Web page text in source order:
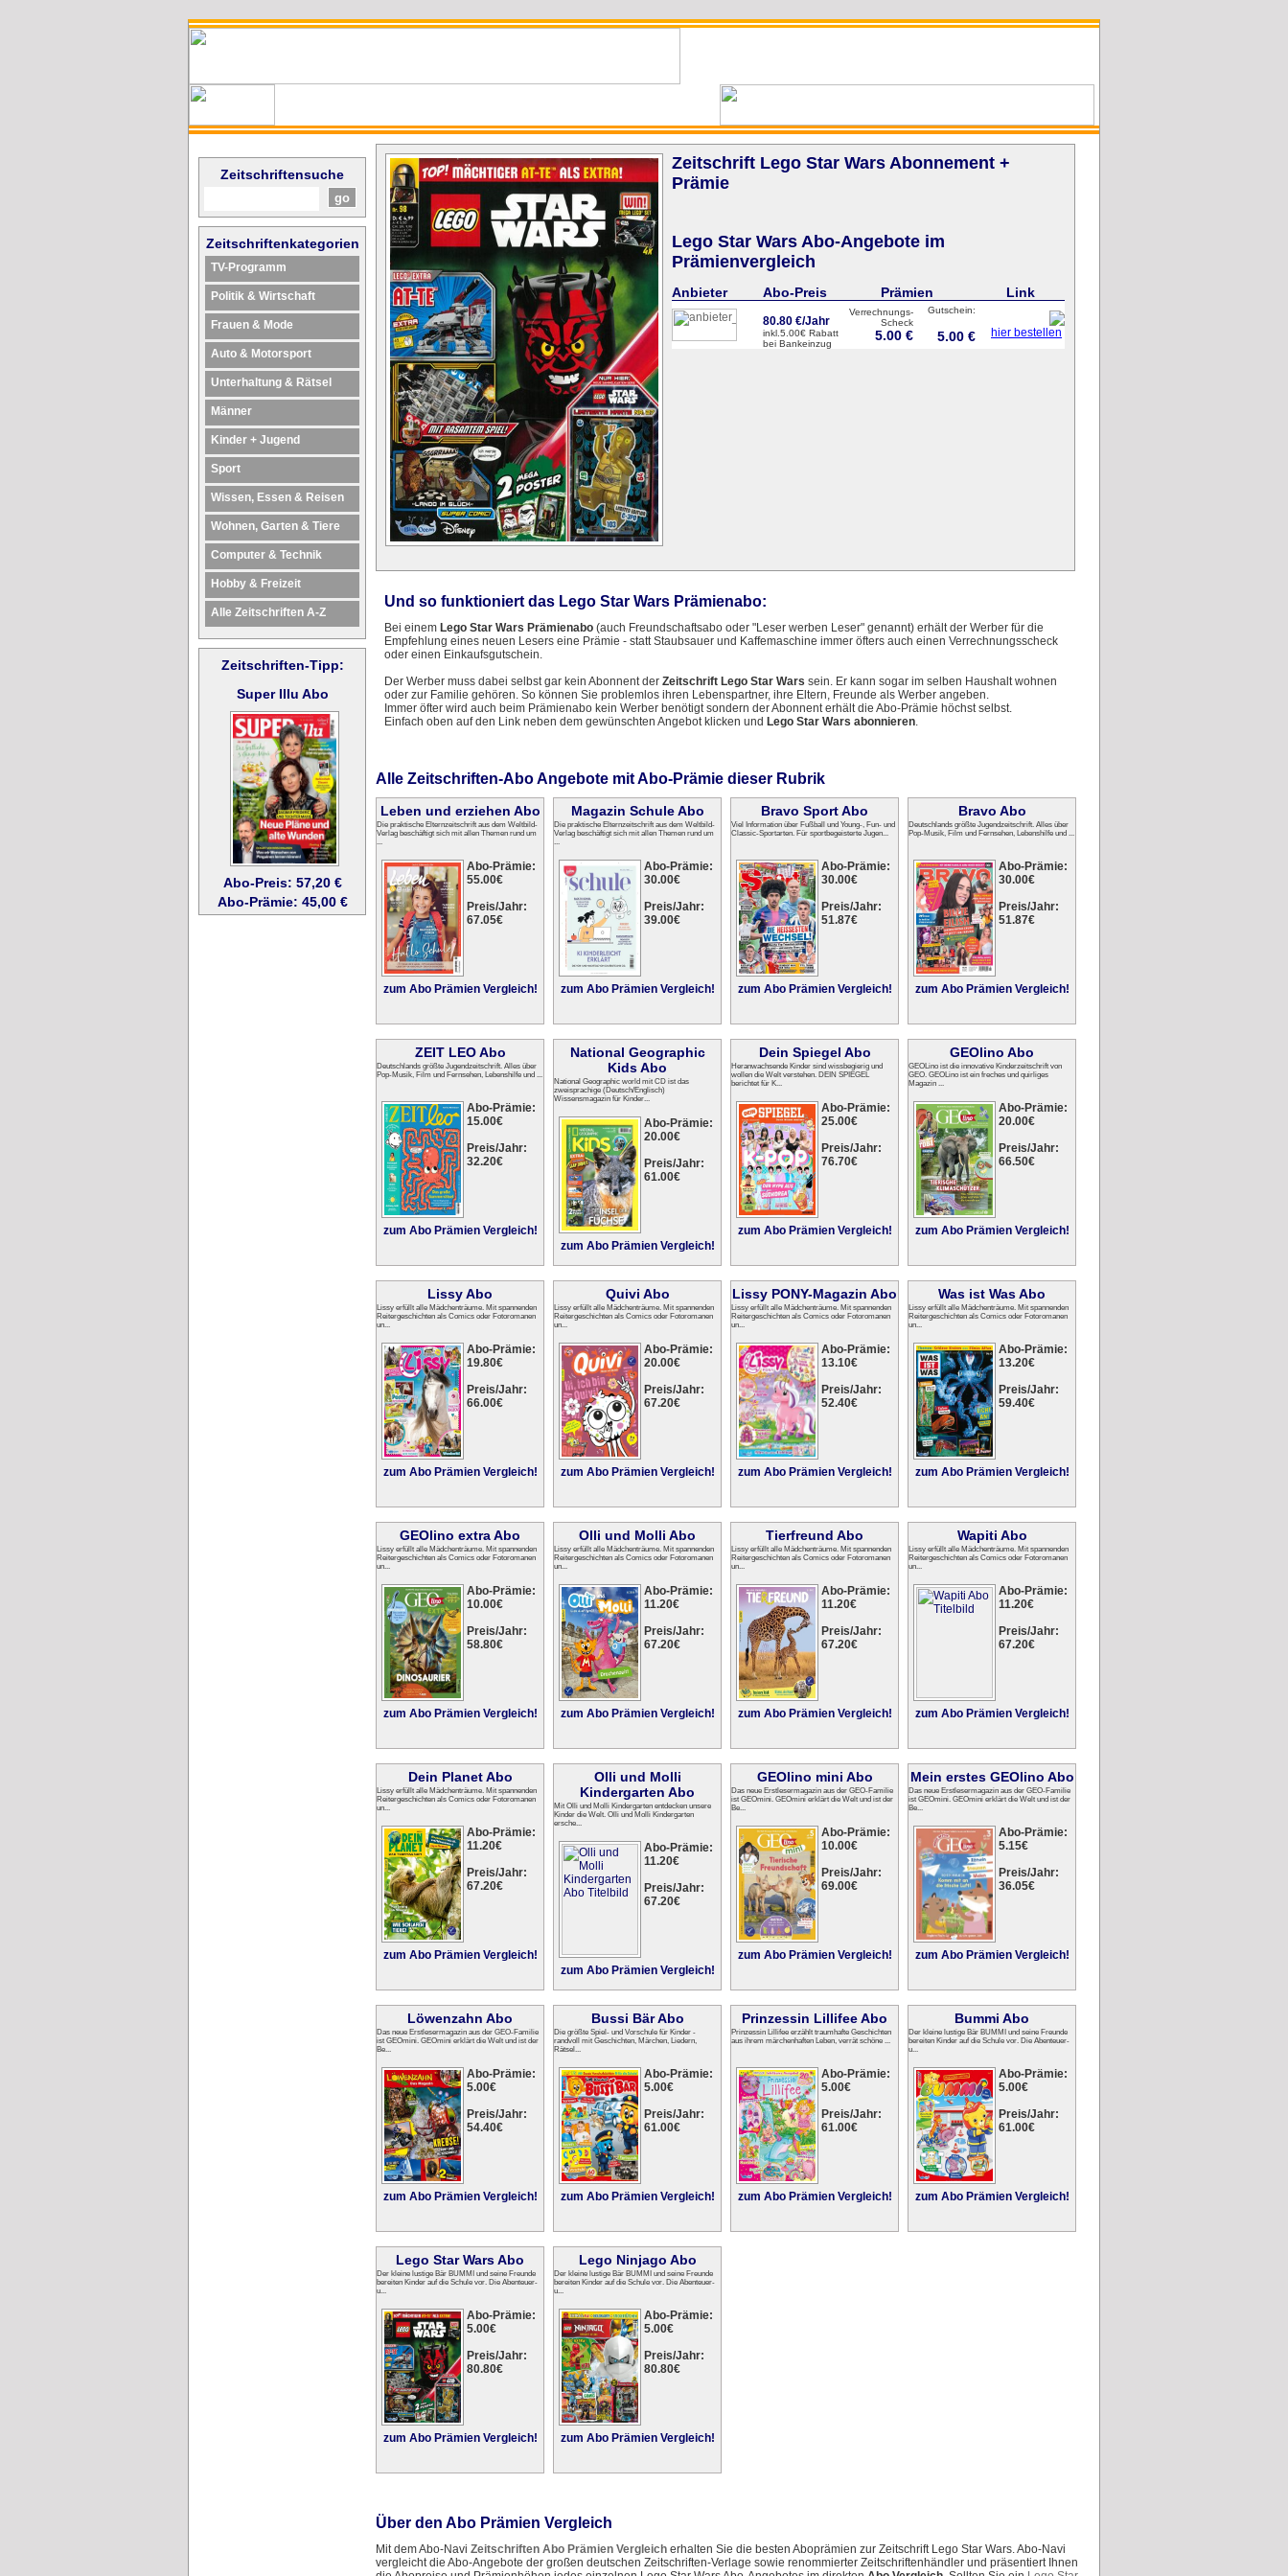
Zeitschriftensuche
Zeitschriftenkategorien
TV-Programm
Politik & Wirtschaft
Frauen & Mode
Auto & Motorsport
Unterhaltung & Rätsel
Männer
Kinder + Jugend
Sport
Wissen, Essen & Reisen
Wohnen, Garten & Tiere
Computer & Technik
Hobby & Freizeit
Alle Zeitschriften A-Z
Zeitschriften-Tipp:
Super Illu Abo
Abo-Preis: 57,20 €
Abo-Prämie: 45,00 €
Zeitschrift Lego Star Wars Abonnement +
Prämie
Lego Star Wars Abo-Angebote im
Prämienvergleich
Anbieter Abo-Preis Prämien Link
80.80 €/Jahr
inkl.5.00€ Rabatt
bei Bankeinzug
Verrechnungs-
Scheck
5.00 €
Gutschein:
5.00 € hier bestellen
Und so funktioniert das Lego Star Wars Prämienabo:
Bei einem Lego Star Wars Prämienabo (auch Freundschaftsabo oder "Leser werben Leser" genannt) erhält der Werber für die
Empfehlung eines neuen Lesers eine Prämie - statt Staubsauer und Kaffemaschine immer öfters auch einen Verrechnungsscheck
oder einen Einkaufsgutschein.
Der Werber muss dabei selbst gar kein Abonnent der Zeitschrift Lego Star Wars sein. Er kann sogar im selben Haushalt wohnen
oder zur Familie gehören. So können Sie problemlos ihren Lebenspartner, ihre Eltern, Freunde als Werber angeben.
Immer öfter wird auch beim Prämienabo kein Werber benötigt sondern der Abonnent erhält die Abo-Prämie höchst selbst.
Einfach oben auf den Link neben dem gewünschten Angebot klicken und Lego Star Wars abonnieren
Alle Zeitschriften-Abo Angebote mit Abo-Prämie dieser Rubrik
Leben und erziehen Abo
Die praktische Elternzeitschrift aus dem Weltbild-
Verlag beschäftigt sich mit allen Themen rund um
...
Abo-Prämie:
55.00€
Preis/Jahr:
67.05€
zum Abo Prämien Vergleich!
Magazin Schule Abo
Die praktische Elternzeitschrift aus dem Weltbild-
Verlag beschäftigt sich mit allen Themen rund um
...
Abo-Prämie:
30.00€
Preis/Jahr:
39.00€
zum Abo Prämien Vergleich!
Bravo Sport Abo
Viel Information über Fußball und Young-, Fun- und
Classic-Sportarten. Für sportbegeisterte Jugen...
Abo-Prämie:
30.00€
Preis/Jahr:
51.87€
zum Abo Prämien Vergleich!
Bravo Abo
Deutschlands größte Jugendzeitschrift. Alles über
Pop-Musik, Film und Fernsehen, Lebenshilfe und ...
Abo-Prämie:
30.00€
Preis/Jahr:
51.87€
zum Abo Prämien Vergleich!
ZEIT LEO Abo
Deutschlands größte Jugendzeitschrift. Alles über
Pop-Musik, Film und Fernsehen, Lebenshilfe und ...
Abo-Prämie:
15.00€
Preis/Jahr:
32.20€
zum Abo Prämien Vergleich!
National Geographic
Kids Abo
National Geographic world mit CD ist das
zweisprachige (Deutsch/Englisch)
Wissensmagazin für Kinder...
Abo-Prämie:
20.00€
Preis/Jahr:
61.00€
zum Abo Prämien Vergleich!
Dein Spiegel Abo
Heranwachsende Kinder sind wissbegierig und
wollen die Welt verstehen. DEIN SPIEGEL
berichtet für K...
Abo-Prämie:
25.00€
Preis/Jahr:
76.70€
zum Abo Prämien Vergleich!
GEOlino Abo
GEOLino ist die innovative Kinderzeitschrift von
GEO. GEOLino ist ein freches und quirliges
Magazin ...
Abo-Prämie:
20.00€
Preis/Jahr:
66.50€
zum Abo Prämien Vergleich!
Lissy Abo
Lissy erfüllt alle Mädchenträume. Mit spannenden
Reitergeschichten als Comics oder Fotoromanen
un...
Abo-Prämie:
19.80€
Preis/Jahr:
66.00€
zum Abo Prämien Vergleich!
Quivi Abo
Lissy erfüllt alle Mädchenträume. Mit spannenden
Reitergeschichten als Comics oder Fotoromanen
un...
Abo-Prämie:
20.00€
Preis/Jahr:
67.20€
zum Abo Prämien Vergleich!
Lissy PONY-Magazin Abo
Lissy erfüllt alle Mädchenträume. Mit spannenden
Reitergeschichten als Comics oder Fotoromanen
un...
Abo-Prämie:
13.10€
Preis/Jahr:
52.40€
zum Abo Prämien Vergleich!
Was ist Was Abo
Lissy erfüllt alle Mädchenträume. Mit spannenden
Reitergeschichten als Comics oder Fotoromanen
un...
Abo-Prämie:
13.20€
Preis/Jahr:
59.40€
zum Abo Prämien Vergleich!
GEOlino extra Abo
Lissy erfüllt alle Mädchenträume. Mit spannenden
Reitergeschichten als Comics oder Fotoromanen
un...
Abo-Prämie:
10.00€
Preis/Jahr:
58.80€
zum Abo Prämien Vergleich!
Olli und Molli Abo
Lissy erfüllt alle Mädchenträume. Mit spannenden
Reitergeschichten als Comics oder Fotoromanen
un...
Abo-Prämie:
11.20€
Preis/Jahr:
67.20€
zum Abo Prämien Vergleich!
Tierfreund Abo
Lissy erfüllt alle Mädchenträume. Mit spannenden
Reitergeschichten als Comics oder Fotoromanen
un...
Abo-Prämie:
11.20€
Preis/Jahr:
67.20€
zum Abo Prämien Vergleich!
Wapiti Abo
Lissy erfüllt alle Mädchenträume. Mit spannenden
Reitergeschichten als Comics oder Fotoromanen
un...
Abo-Prämie:
11.20€
Preis/Jahr:
67.20€
zum Abo Prämien Vergleich!
Dein Planet Abo
Lissy erfüllt alle Mädchenträume. Mit spannenden
Reitergeschichten als Comics oder Fotoromanen
un...
Abo-Prämie:
11.20€
Preis/Jahr:
67.20€
zum Abo Prämien Vergleich!
Olli und Molli
Kindergarten Abo
Mit Olli und Molli Kindergarten entdecken unsere
Kinder die Welt. Olli und Molli Kindergarten
ersche...
Abo-Prämie:
11.20€
Preis/Jahr:
67.20€
zum Abo Prämien Vergleich!
GEOlino mini Abo
Das neue Erstlesermagazin aus der GEO-Familie
ist GEOmini. GEOmini erklärt die Welt und ist der
Be...
Abo-Prämie:
10.00€
Preis/Jahr:
69.00€
zum Abo Prämien Vergleich!
Mein erstes GEOlino Abo
Das neue Erstlesermagazin aus der GEO-Familie
ist GEOmini. GEOmini erklärt die Welt und ist der
Be...
Abo-Prämie:
5.15€
Preis/Jahr:
36.05€
zum Abo Prämien Vergleich!
Löwenzahn Abo
Das neue Erstlesermagazin aus der GEO-Familie
ist GEOmini. GEOmini erklärt die Welt und ist der
Be...
Abo-Prämie:
5.00€
Preis/Jahr:
54.40€
zum Abo Prämien Vergleich!
Bussi Bär Abo
Die größte Spiel- und Vorschule für Kinder -
randvoll mit Geschichten, Märchen, Liedern,
Rätsel...
Abo-Prämie:
5.00€
Preis/Jahr:
61.00€
zum Abo Prämien Vergleich!
Prinzessin Lillifee Abo
Prinzessin Lillifee erzählt traumhafte Geschichten
aus ihrem märchenhaften Leben, verrät schöne ...
Abo-Prämie:
5.00€
Preis/Jahr:
61.00€
zum Abo Prämien Vergleich!
Bummi Abo
Der kleine lustige Bär BUMMI und seine Freunde
bereiten Kinder auf die Schule vor. Die Abenteuer-
u...
Abo-Prämie:
5.00€
Preis/Jahr:
61.00€
zum Abo Prämien Vergleich!
Lego Star Wars Abo
Der kleine lustige Bär BUMMI und seine Freunde
bereiten Kinder auf die Schule vor. Die Abenteuer-
u...
Abo-Prämie:
5.00€
Preis/Jahr:
80.80€
zum Abo Prämien Vergleich!
Lego Ninjago Abo
Der kleine lustige Bär BUMMI und seine Freunde
bereiten Kinder auf die Schule vor. Die Abenteuer-
u...
Abo-Prämie:
5.00€
Preis/Jahr:
80.80€
zum Abo Prämien Vergleich!
Über den Abo Prämien Vergleich
Mit dem Abo-Navi Zeitschriften Abo Prämien Vergleich erhalten Sie die besten Aboprämien zur Zeitschrift Lego Star Wars. Abo-Navi
vergleicht die Abo-Angebote der großen deutschen Zeitschriften-Verlage sowie renommierter Zeitschriftenhändler und präsentiert Ihnen